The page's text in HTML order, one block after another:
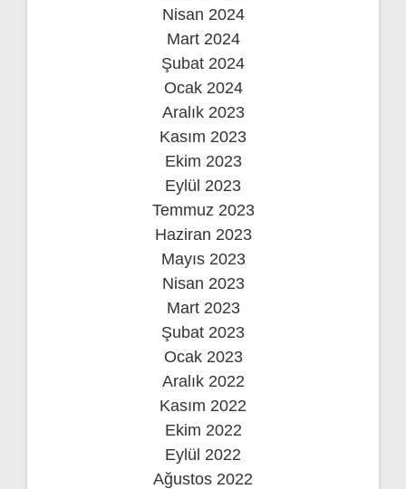
Nisan 2024
Mart 2024
Şubat 2024
Ocak 2024
Aralık 2023
Kasım 2023
Ekim 2023
Eylül 2023
Temmuz 2023
Haziran 2023
Mayıs 2023
Nisan 2023
Mart 2023
Şubat 2023
Ocak 2023
Aralık 2022
Kasım 2022
Ekim 2022
Eylül 2022
Ağustos 2022